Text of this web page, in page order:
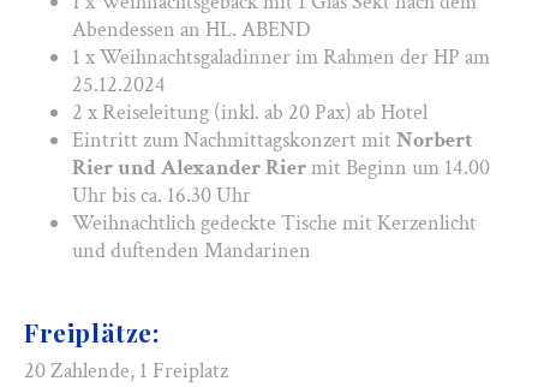
Abendessen an HL. ABEND
1 x Weihnachtsgaladinner im Rahmen der HP am
25.12.2024
2 x Reiseleitung (inkl. ab 20 Pax) ab Hotel
Eintritt zum Nachmittagskonzert mit Norbert
Rier und Alexander Riermit Beginn um 14.00
Uhr bis ca. 16.30 Uhr
Weihnachtlich gedeckte Tische mit Kerzenlicht
und duftenden Mandarinen
Freiplätze:
20 Zahlende, 1 Freiplatz